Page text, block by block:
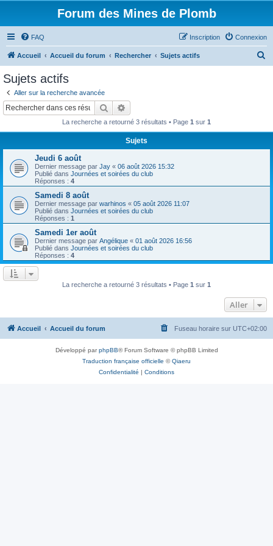
Forum des Mines de Plomb
FAQ Connexion
Inscription
Accueil Accueil du forum Rechercher Sujets actifs
r
Sujets actifs
Aller sur la recherche avancée
Rechercher
La recherche a retourné 3 résultats • Page 1 sur 1
Sujets
Jeudi 6 août
Dernier message par Jay « 06 août 2026 15:32
Publié dans Journées et soirées du club
Réponses : 4
Samedi 8 août
Dernier message par warhinos « 05 août 2026 11:07
Publié dans Journées et soirées du club
Réponses : 1
Samedi 1er août
Dernier message par Angélique « 01 août 2026 16:56
Publié dans Journées et soirées du club
Réponses : 4
La recherche a retourné 3 résultats • Page 1 sur 1
Aller
Accueil Accueil du forum Fuseau horaire sur UTC+02:00
Développé parphpBB® Forum Software © phpBB Limited
Traduction française officielle ©Qiaeru
Confidentialité | Conditions